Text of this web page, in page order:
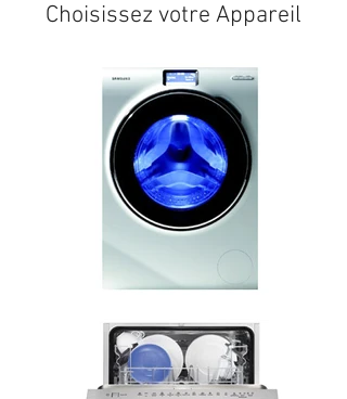
Choisissez votre Appareil